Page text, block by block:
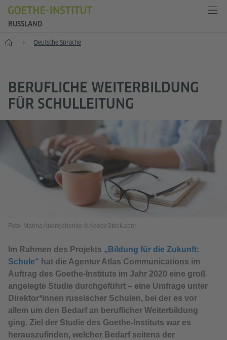
RUSSLAND
Start Deutsche Sprache
BERUFLICHE WEITERBILDUNG
FÜR SCHULLEITUNG
Foto: Marina Andrejchenko © AdobeStock.com
Im Rahmen des Projekts „Bildung für die Zukunft:
Schule“ hat die Agentur Atlas Communications im
Auftrag des Goethe-Instituts im Jahr 2020 eine groß
angelegte Studie durchgeführt – eine Umfrage unter
Direktor*innen russischer Schulen, bei der es vor
allem um den Bedarf an beruflicher Weiterbildung
ging. Ziel der Studie des Goethe-Instituts war es
herauszufinden, welcher Bedarf seitens der